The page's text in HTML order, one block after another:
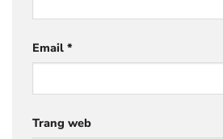
Email *
Trang web